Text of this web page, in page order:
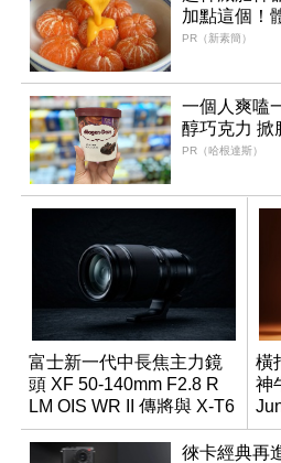
加點這個！
PR（新素簡）
一個人爽嗑
醇巧克力 掀
PR（哈根達斯）
富士新一代中長焦主力鏡
頭 XF 50-140mm F2.8 R
LM OIS WR II 傳將與 X-T6
同步亮相
橫
神
徠卡經典再